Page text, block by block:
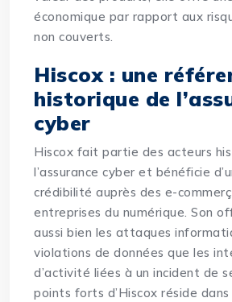
économique par rapport aux
non couverts.
Hiscox : une
historique de
cyber
Hiscox fait partie des acteurs
l’assurance cyber et bénéficie
crédibilité auprès des e-
entreprises du numérique. Son
aussi bien les attaques
violations de données que les
d’activité liées à un incident de
points forts d’Hiscox réside